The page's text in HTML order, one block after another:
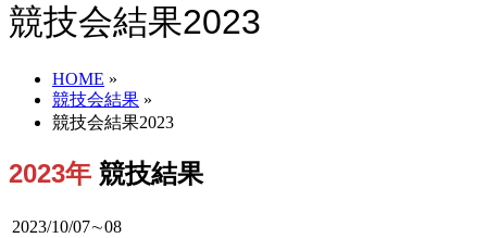
競技会結果2023
HOME »
競技会結果 »
競技会結果2023
2023年 競技結果
2023/10/07∼08